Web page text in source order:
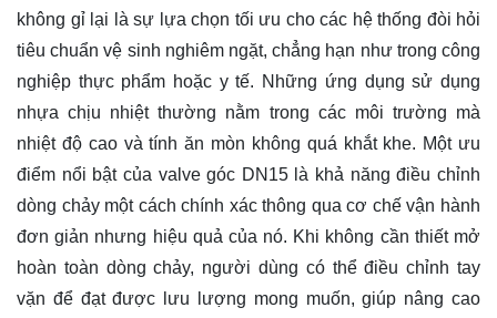
không gỉ lại là sự lựa chọn tối ưu cho các hệ thống đòi hỏi
tiêu chuẩn vệ sinh nghiêm ngặt, chẳng hạn như trong công
nghiệp thực phẩm hoặc y tế. Những ứng dụng sử dụng
nhựa chịu nhiệt thường nằm trong các môi trường mà
nhiệt độ cao và tính ăn mòn không quá khắt khe. Một ưu
điểm nổi bật của valve góc DN15 là khả năng điều chỉnh
dòng chảy một cách chính xác thông qua cơ chế vận hành
đơn giản nhưng hiệu quả của nó. Khi không cần thiết mở
hoàn toàn dòng chảy, người dùng có thể điều chỉnh tay
vặn để đạt được lưu lượng mong muốn, giúp nâng cao